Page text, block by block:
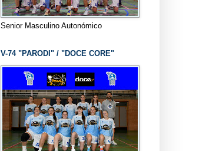
Senior Masculino Autonómico
V-74 "PARODI" / "DOCE CORE"